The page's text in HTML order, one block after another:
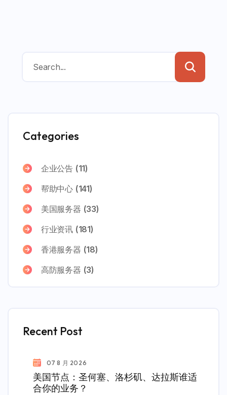
Categories
企业公告 (11)
帮助中心 (141)
美国服务器 (33)
行业资讯 (181)
香港服务器 (18)
高防服务器 (3)
Recent Post
07 8 月 2026
美国节点：圣何塞、洛杉矶、达拉斯谁适
合你的业务？